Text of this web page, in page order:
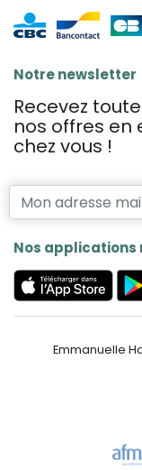
Notre newsletter
Recevez
nos offres en
chez vous !
Nos applications
Emmanuelle